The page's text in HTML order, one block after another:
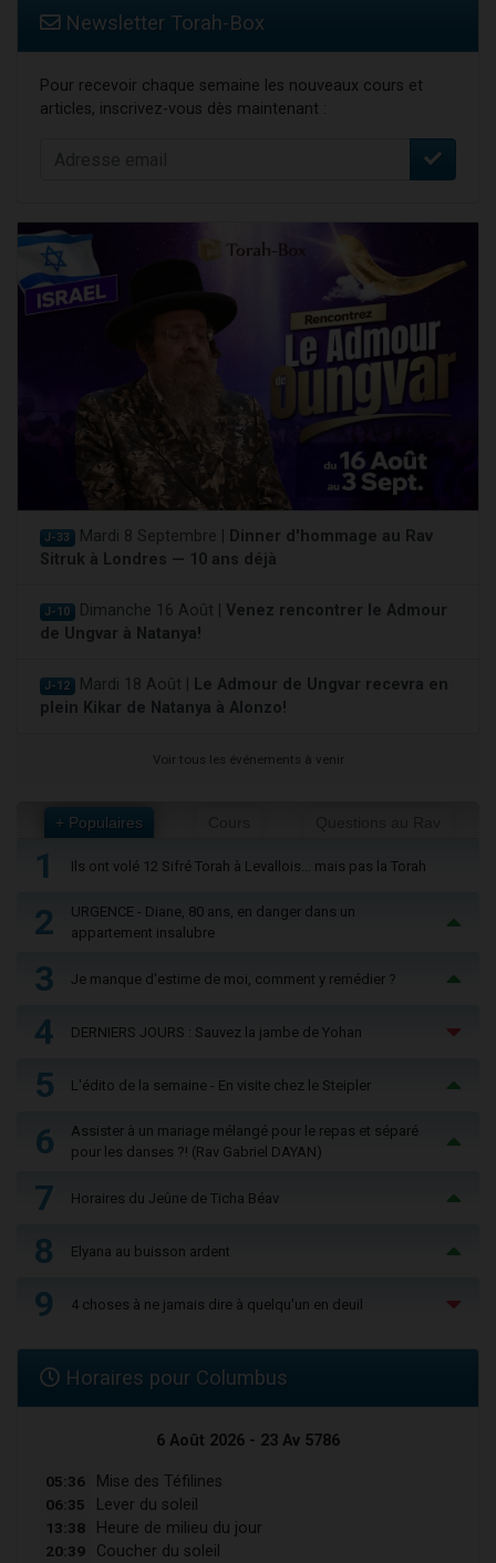
Newsletter Torah-Box
Pour recevoir chaque semaine les nouveaux cours et
articles, inscrivez-vous dès maintenant :
J-33 Mardi 8 Septembre |
Dinner d'hommage au Rav
Sitruk à Londres — 10 ans déjà
J-10 Dimanche 16 Août | Venez rencontrer le Admour
de Ungvar à Natanya!
J-12 Mardi 18 Août |
Le Admour de Ungvar recevra en
plein Kikar de Natanya à Alonzo!
Voir tous les événements à venir
+ Populaires
1 Ils ont volé 12 Sifré Torah à Levallois… mais pas la Torah
2
URGENCE - Diane, 80 ans, en danger dans un
appartement insalubre
3 Je manque d'estime de moi, comment y remédier ?
4 DERNIERS JOURS : Sauvez la jambe de Yohan
5 L'édito de la semaine - En visite chez le Steipler
6
Assister à un mariage mélangé pour le repas et séparé
pour les danses ?! (Rav Gabriel DAYAN)
7 Horaires du Jeûne de Ticha Béav
8 Elyana au buisson ardent
9 4 choses à ne jamais dire à quelqu'un en deuil
Horaires pour Columbus
6 Août 2026 - 23 Av 5786
05:36 Mise des Téfilines
06:35 Lever du soleil
13:38 Heure de milieu du jour
20:39 Coucher du soleil